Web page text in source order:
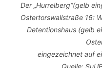
Der „Hurrelberg“(gelb
Ostertorswallstraße 16:
Detentionshaus (gelb
eingezeichnet auf
Quelle: